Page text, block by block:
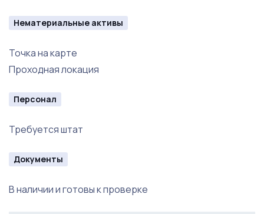
Нематериальные активы
Точка на карте
Проходная локация
Персонал
Требуется штат
Документы
В наличии и готовы к проверке